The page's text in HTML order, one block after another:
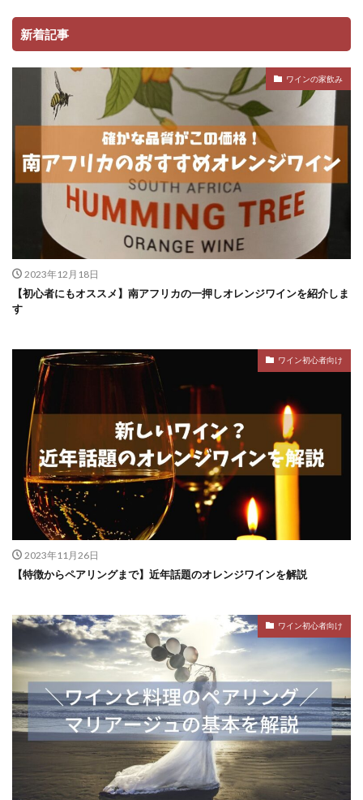
新着記事
ワインの家飲み
2023年12月18日
【初心者にもオススメ】南アフリカの一押しオレンジワインを紹介しま
す
ワイン初心者向け
2023年11月26日
【特徴からペアリングまで】近年話題のオレンジワインを解説
ワイン初心者向け